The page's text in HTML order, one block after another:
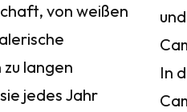
von weißen
langen
jedes Jahr
In